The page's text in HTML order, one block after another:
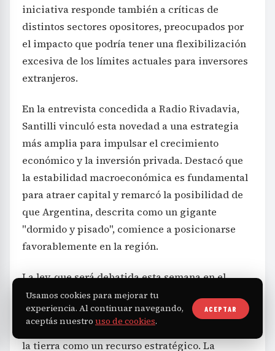
iniciativa responde también a críticas de
distintos sectores opositores, preocupados por
el impacto que podría tener una flexibilización
excesiva de los límites actuales para inversores
extranjeros.
En la entrevista concedida a Radio Rivadavia,
Santilli vinculó esta novedad a una estrategia
más amplia para impulsar el crecimiento
económico y la inversión privada. Destacó que
la estabilidad macroeconómica es fundamental
para atraer capital y remarcó la posibilidad de
que Argentina, descrita como un gigante
"dormido y pisado", comience a posicionarse
favorablemente en la región.
La ley, que será debatida esta semana en el
Senado, incorpora revisiones al régimen
vigente, estableciendo límites claros que
marcarán el acceso de personas no residentes a
la tierra como un recurso estratégico. La
Usamos cookies para mejorar tu
experiencia. Al continuar navegando,
aceptás nuestro uso de cookies.
ACEPTAR